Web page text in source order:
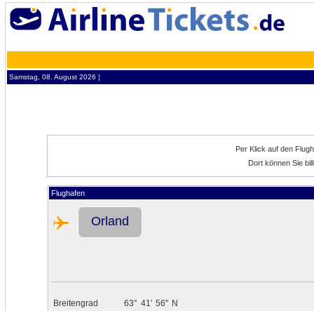
Samstag, 08. August 2026 ¦
Per Klick auf den
Dort können Sie
Flughafen
Orland
Breitengrad 63° 41' 56" N